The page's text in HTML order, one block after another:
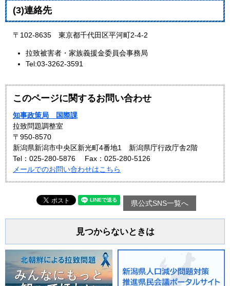
(3)連絡先
〒102-8635 東京都千代田区平河町2-4-2
拉致被害者・家族義援金委員会事務局
Tel:03-3262-3591
このページに関するお問い合わせ
知事政策局 国際課
拉致問題調整室
〒950-8570
新潟県新潟市中央区新光町4番地1 新潟県庁行政庁舎2階
Tel：025-280-5876
Fax：025-280-5126
メールでのお問い合わせはこちら
県公式SNS一覧へ
見つからないときは